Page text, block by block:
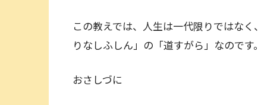
この教えでは、人生は一代限りではな
りなしふしん」の「道すがら」なのです。
おさしづに